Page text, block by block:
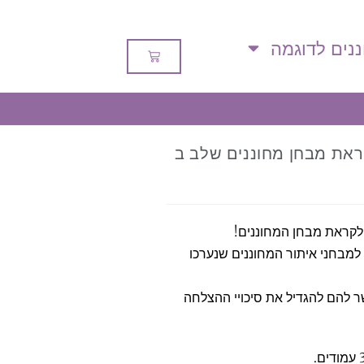
לדוגמה
מבחן מחוננים שלב ב
לקראת מבחן המחוננים!
תשפ”ו 2025-6 ומותאמות למבחני איתור המחוננים שנערכו
להגדיל את סיכויי ההצלחה